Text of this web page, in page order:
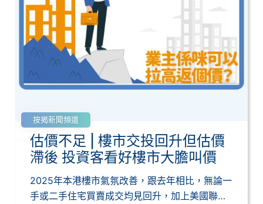
按揭新聞頻道
估價不足 | 樓市交投回升但估價
滯後 投資客看好樓市大膽叫價
2025年本港樓市氣氛改善，跟去年相比，無論一
手或二手住宅買賣成交均見回升，加上美國聯儲